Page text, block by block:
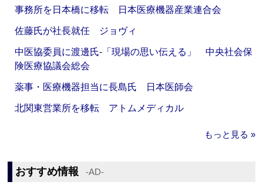
事務所を日本橋に移転 日本医療機器産業連合会
佐藤氏が社長就任 ジョヴィ
中医協委員に渡邊氏‐「現場の思い伝える」 中央社会保
険医療協議会総会
薬事・医療機器担当に長島氏 日本医師会
北関東営業所を移転 アトムメディカル
もっと見る »
おすすめ情報 ‐AD‐